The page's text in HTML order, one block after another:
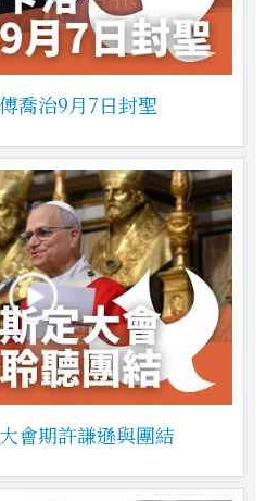
喬治9月7日封聖
會期許謙遜與團結